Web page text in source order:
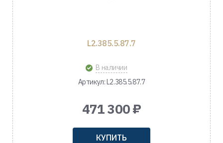
L2.385.5.87.7
В наличии
Артикул: L2.385.5.87.7
471 300 ₽
КУПИТЬ